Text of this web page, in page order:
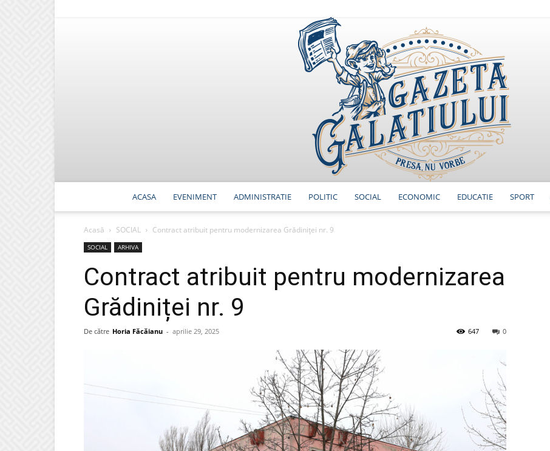
ACASA EVENIMENT ADMINISTRATIE POLITIC SOCIAL ECONOMIC EDUCATIE SPORT
Acasă SOCIAL Contract atribuit pentru modernizarea Grădiniței nr. 9
SOCIAL ARHIVA
Contract atribuit pentru modernizarea
Grădiniței nr. 9
De către Horia Făcăianu - aprilie 29, 2025 0
647